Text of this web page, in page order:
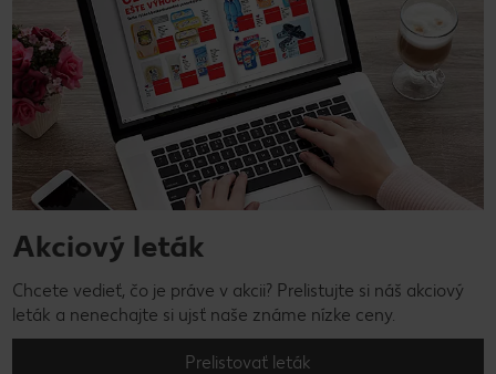
Akciový leták
Chcete vedieť, čo je práve v akcii? Prelistujte si náš akciový
leták a nenechajte si ujsť naše známe nízke ceny.
Prelistovať leták